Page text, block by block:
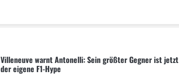
Villeneuve warnt Antonelli: Sein größter Gegner ist jetzt
der eigene F1-Hype